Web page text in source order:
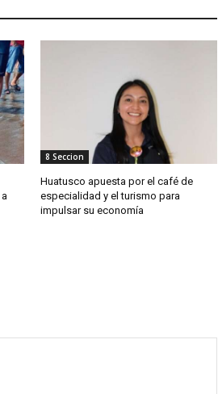
8 Seccion
Huatusco apuesta por el café de
especialidad y el turismo para
impulsar su economía